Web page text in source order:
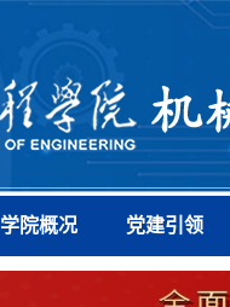
学院概况 党建引领